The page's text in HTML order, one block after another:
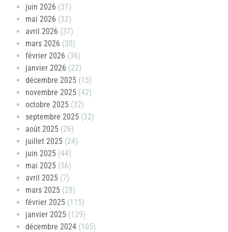
juin 2026 (31)
mai 2026 (32)
avril 2026 (37)
mars 2026 (30)
février 2026 (36)
janvier 2026 (22)
décembre 2025 (15)
novembre 2025 (42)
octobre 2025 (32)
septembre 2025 (32)
août 2025 (26)
juillet 2025 (24)
juin 2025 (44)
mai 2025 (56)
avril 2025 (7)
mars 2025 (28)
février 2025 (115)
janvier 2025 (129)
décembre 2024 (105)